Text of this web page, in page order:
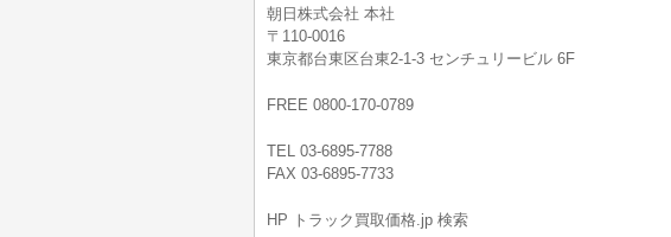
朝日株式会社 本社
〒110-0016
東京都台東区台東2-1-3 センチュリービル 6F
FREE 0800-170-0789
TEL 03-6895-7788
FAX 03-6895-7733
HP トラック買取価格.jp 検索